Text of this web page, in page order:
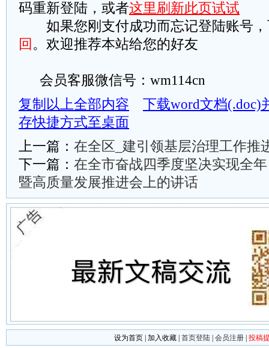
码重新登陆，或者这里刷新此页试试
如果您刚支付成功而忘记登陆账号，
回 。欢迎推荐本站给您的好友
会员客服微信号：wm114cn
复制以上全部内容
下载word文档(.doc)
存快捷方式至桌面
上一篇： 在全区_建引领基层治理工作推
下一篇： 在全市奋战四季度坚决实现全
暨高质量发展推进会上的讲话
设为首页 加入收藏 首页登陆 会员注册 投稿